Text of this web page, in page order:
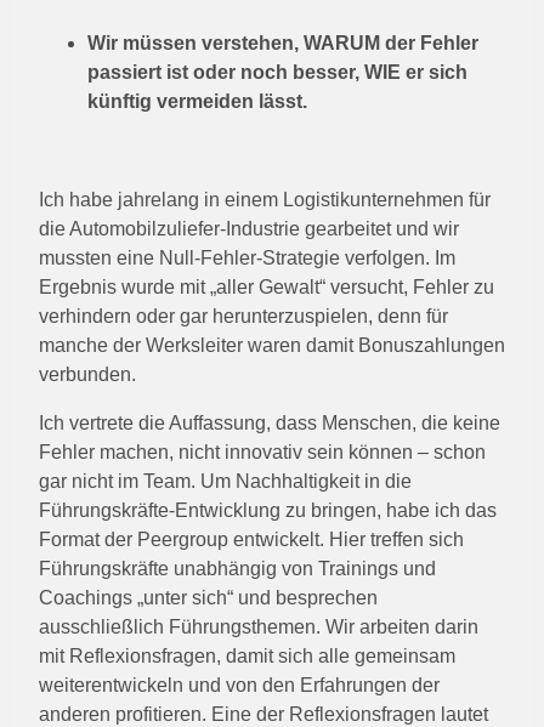
Wir müssen verstehen, WARUM der Fehler
passiert ist oder noch besser, WIE er sich
künftig vermeiden lässt.
Ich habe jahrelang in einem Logistikunternehmen für
die Automobilzuliefer-Industrie gearbeitet und wir
mussten eine Null-Fehler-Strategie verfolgen. Im
Ergebnis wurde mit „aller Gewalt“ versucht, Fehler zu
verhindern oder gar herunterzuspielen, denn für
manche der Werksleiter waren damit Bonuszahlungen
verbunden.
Ich vertrete die Auffassung, dass Menschen, die keine
Fehler machen, nicht innovativ sein können – schon
gar nicht im Team. Um Nachhaltigkeit in die
Führungskräfte-Entwicklung zu bringen, habe ich das
Format der Peergroup entwickelt. Hier treffen sich
Führungskräfte unabhängig von Trainings und
Coachings „unter sich“ und besprechen
ausschließlich Führungsthemen. Wir arbeiten darin
mit Reflexionsfragen, damit sich alle gemeinsam
weiterentwickeln und von den Erfahrungen der
anderen profitieren. Eine der Reflexionsfragen lautet